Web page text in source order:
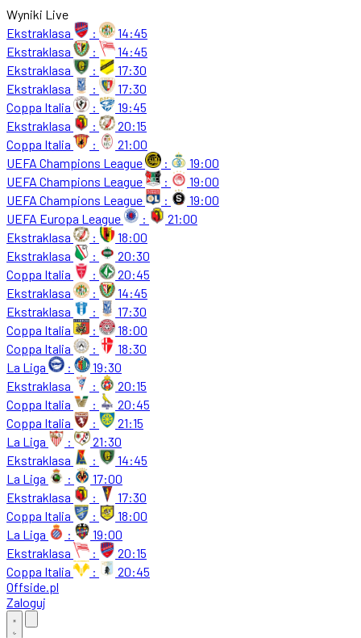
Wyniki Live
Ekstraklasa
:
14:45
Ekstraklasa
:
14:45
Ekstraklasa
:
17:30
Ekstraklasa
:
17:30
Coppa Italia
:
19:45
Ekstraklasa
:
20:15
Coppa Italia
:
21:00
UEFA Champions League
:
19:00
UEFA Champions League
:
19:00
UEFA Champions League
:
19:00
UEFA Europa League
:
21:00
Ekstraklasa
:
18:00
Ekstraklasa
:
20:30
Coppa Italia
:
20:45
Ekstraklasa
:
14:45
Ekstraklasa
:
17:30
Coppa Italia
:
18:00
Coppa Italia
:
18:30
La Liga
:
19:30
Ekstraklasa
:
20:15
Coppa Italia
:
20:45
Coppa Italia
:
21:15
La Liga
:
21:30
Ekstraklasa
:
14:45
La Liga
:
17:00
Ekstraklasa
:
17:30
Coppa Italia
:
18:00
La Liga
:
19:00
Ekstraklasa
:
20:15
Coppa Italia
:
20:45
Offside.pl
Zaloguj